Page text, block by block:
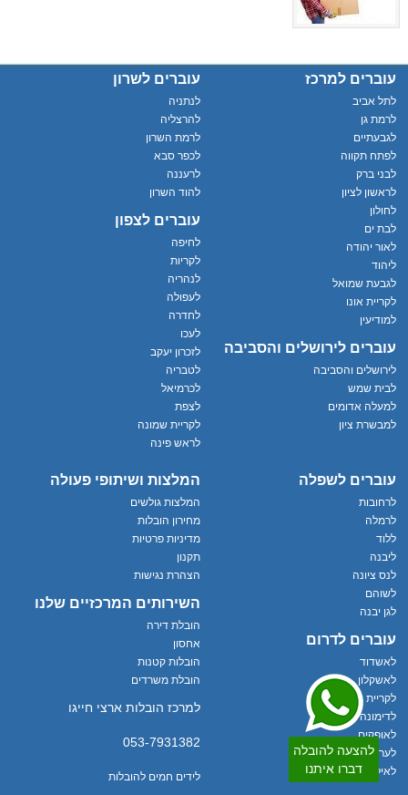
עוברים למרכז
לתל אביב
לרמת גן
לגבעתיים
לפתח תקווה
לבני ברק
לראשון לציון
לחולון
לבת ים
לאור יהודה
ליהוד
לגבעת שמואל
לקריית אונו
למודיעין
עוברים לירושלים והסביבה
לירושלים והסביבה
לבית שמש
למעלה אדומים
למבשרת ציון
עוברים לשרון
לנתניה
להרצליה
לרמת השרון
לכפר סבא
לרעננה
להוד השרון
עוברים לצפון
לחיפה
לקריות
לנהריה
לעפולה
לחדרה
לעכו
לזכרון יעקב
לטבריה
לכרמיאל
לצפת
לקריית שמונה
לראש פינה
עוברים לשפלה
לרחובות
לרמלה
ללוד
ליבנה
לנס ציונה
לשוהם
לגן יבנה
עוברים לדרום
לאשדוד
לאשקלון
לקריית גת
לדימונה
לאופקים
לערד
לאילת
המלצות ושיתופי פעולה
המלצות גולשים
מחירון הובלות
מדיניות פרטיות
תקנון
הצהרת נגישות
השירותים המרכזיים שלנו
הובלת דירה
אחסון
הובלות קטנות
הובלת משרדים
למרכז הובלות ארצי חייגו
053-7931382
לידים חמים להובלות
להצעה להובלה
דברו איתנו